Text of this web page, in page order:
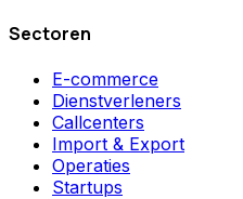
Sectoren
E-commerce
Dienstverleners
Callcenters
Import & Export
Operaties
Startups